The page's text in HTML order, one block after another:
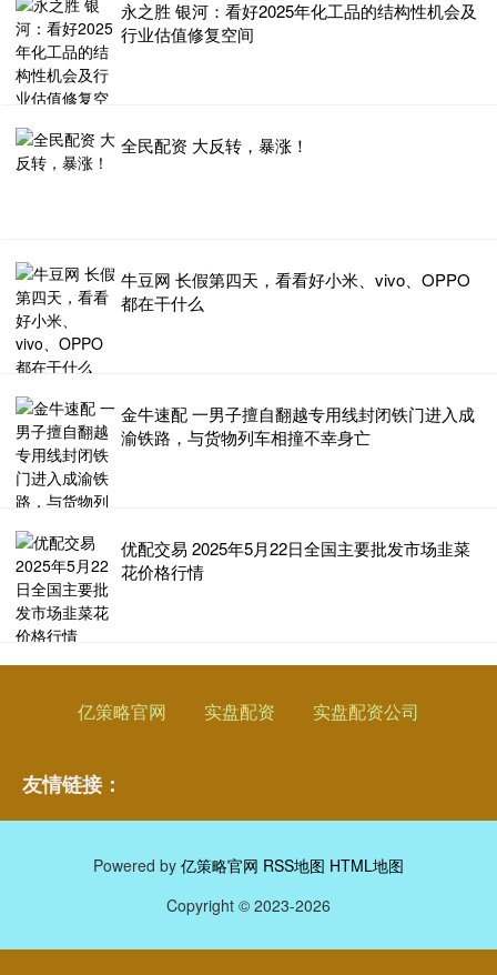
永之胜 银河：看好2025年化工品的结构性机会及
行业估值修复空间
全民配资 大反转，暴涨！
牛豆网 长假第四天，看看好小米、vivo、OPPO
都在干什么
金牛速配 一男子擅自翻越专用线封闭铁门进入成
渝铁路，与货物列车相撞不幸身亡
优配交易 2025年5月22日全国主要批发市场韭菜
花价格行情
亿策略官网 实盘配资 实盘配资公司
友情链接：
Powered by 亿策略官网 RSS地图 HTML地图
Copyright © 2023-2026